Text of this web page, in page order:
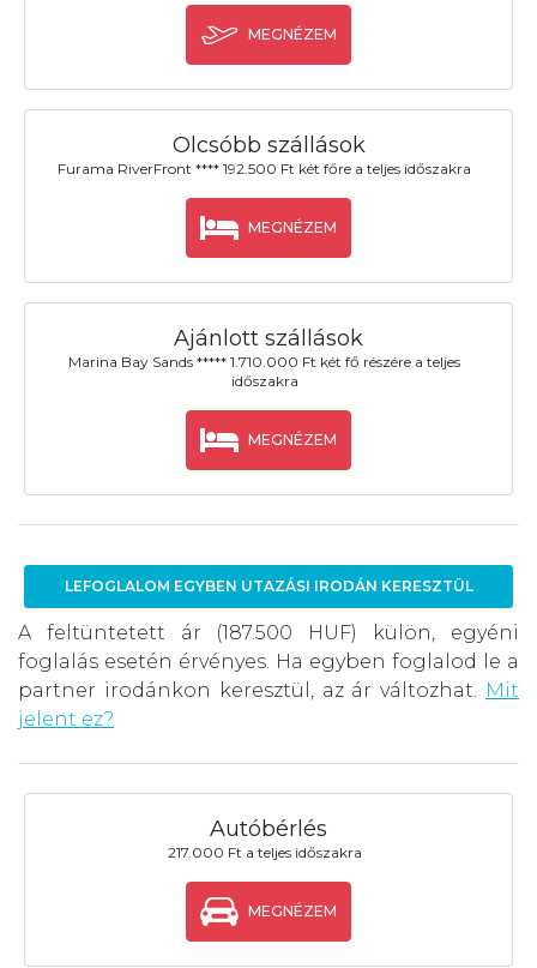
MEGNÉZEM
Olcsóbb szállások
Furama RiverFront **** 192.500 Ft két főre a teljes időszakra
MEGNÉZEM
Ajánlott szállások
Marina Bay Sands ***** 1.710.000 Ft két fő részére a teljes
időszakra
MEGNÉZEM
LEFOGLALOM EGYBEN UTAZÁSI IRODÁN KERESZTÜL
A feltüntetett ár (187.500 HUF) külön, egyéni
foglalás esetén érvényes. Ha egyben foglalod le a
partner irodánkon keresztül, az ár változhat. Mit
jelent ez?
Autóbérlés
217.000 Ft a teljes időszakra
MEGNÉZEM